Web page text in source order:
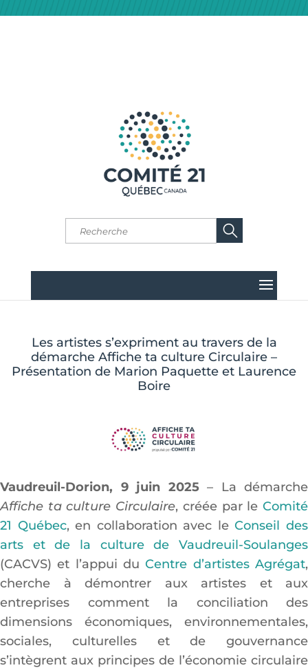
Les artistes s’expriment au travers de la
démarche Affiche ta culture Circulaire –
Présentation de Marion Paquette et Laurence
Boire
Vaudreuil-Dorion, 9 juin 2025 – La démarche
Affiche ta culture Circulaire, créée par leComité
21 Québec, en collaboration avec leConseil des
arts et de la culture de Vaudreuil-Soulanges
(CACVS) et l’appui duCentre d’artistes Agrégat,
cherche à démontrer aux artistes et aux
entreprises comment la conciliation des
dimensions économiques, environnementales,
sociales, culturelles et de gouvernance
s’intègrent aux principes de l’économie circulaire